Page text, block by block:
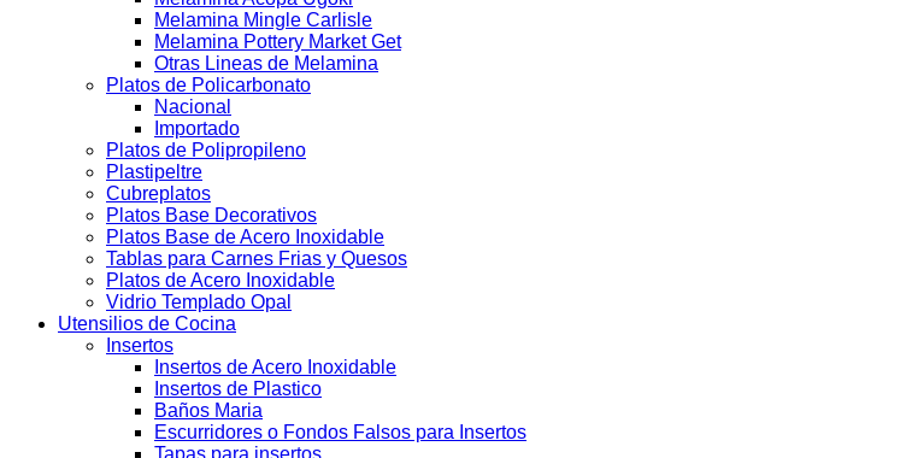
Melamina Mingle Carlisle
Melamina Pottery Market Get
Otras Lineas de Melamina
Platos de Policarbonato
Nacional
Importado
Platos de Polipropileno
Plastipeltre
Cubreplatos
Platos Base Decorativos
Platos Base de Acero Inoxidable
Tablas para Carnes Frias y Quesos
Platos de Acero Inoxidable
Vidrio Templado Opal
Utensilios de Cocina
Insertos
Insertos de Acero Inoxidable
Insertos de Plastico
Baños Maria
Escurridores o Fondos Falsos para Insertos
Tapas para insertos